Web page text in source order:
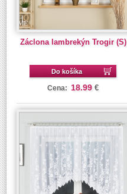
Záclona lambrekýn Trogir (S)
Do košíka
Cena: 18.99 €